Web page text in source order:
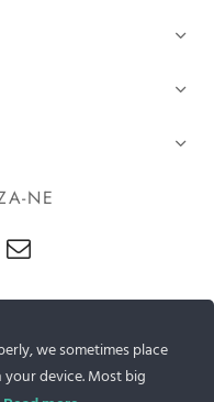
NE
we sometimes place
your device. Most big